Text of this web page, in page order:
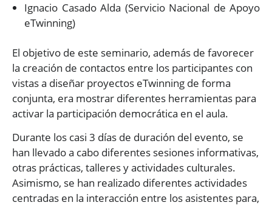
Ignacio Casado Alda (Servicio Nacional de Apoyo
eTwinning)
El objetivo de este seminario, además de favorecer
la creación de contactos entre los participantes con
vistas a diseñar proyectos eTwinning de forma
conjunta, era mostrar diferentes herramientas para
activar la participación democrática en el aula.
Durante los casi 3 días de duración del evento, se
han llevado a cabo diferentes sesiones informativas,
otras prácticas, talleres y actividades culturales.
Asimismo, se han realizado diferentes actividades
centradas en la interacción entre los asistentes para,